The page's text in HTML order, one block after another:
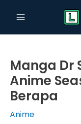
Manga Dr
Anime
Berapa
Anime